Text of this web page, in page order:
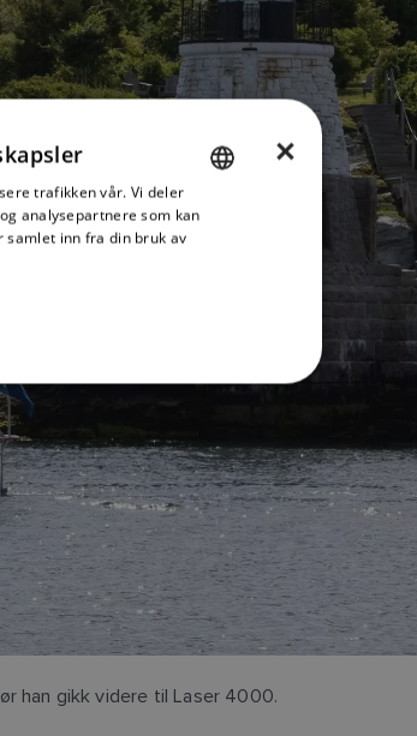
han gikk videre til Laser 4000.
GERMAN
SPANISH
NORWEGIAN
FINNISH
×
trafikken vår. Vi deler
analysepartnere som kan
samlet inn fra din bruk av